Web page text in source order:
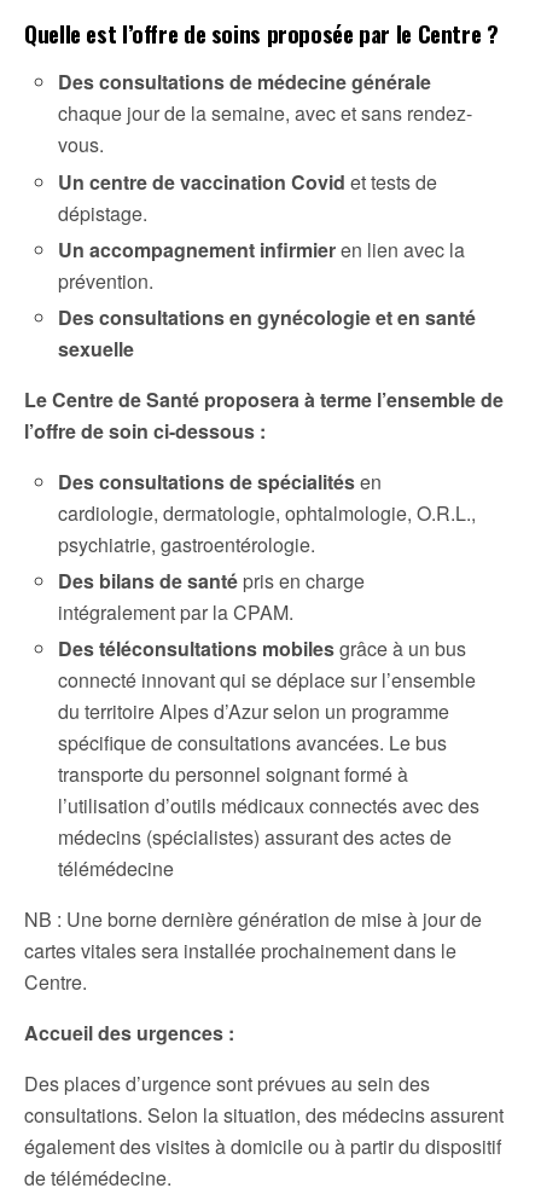
Quelle est l’offre de soins proposée par le Centre ?
Des consultations de médecine générale
chaque jour de la semaine, avec et sans rendez-
vous.
Un centre de vaccination Covidet tests de
dépistage.
Un accompagnement infirmieren lien avec la
prévention.
Des consultations en gynécologie et en santé
sexuelle
Le Centre de Santé proposera à terme l’ensemble de
l’offre de soin ci-dessous :
Des consultations de spécialitésen
cardiologie, dermatologie, ophtalmologie, O.R.L.,
psychiatrie, gastroentérologie.
Des bilans de santé pris en charge
intégralement par la CPAM.
Des téléconsultations mobilesgrâce à un bus
connecté innovant qui se déplace sur l’ensemble
du territoire Alpes d’Azur selon un programme
spécifique de consultations avancées. Le bus
transporte du personnel soignant formé à
l’utilisation d’outils médicaux connectés avec des
médecins (spécialistes) assurant des actes de
télémédecine
NB : Une borne dernière génération de mise à jour de
cartes vitales sera installée prochainement dans le
Centre.
Accueil des urgences :
Des places d’urgence sont prévues au sein des
consultations. Selon la situation, des médecins assurent
également des visites à domicile ou à partir du dispositif
de télémédecine.